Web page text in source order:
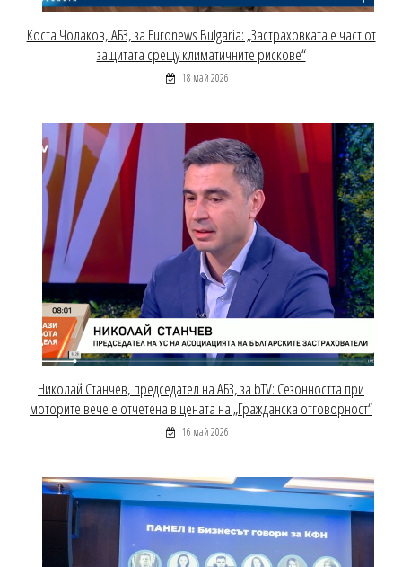
Коста Чолаков, АБЗ, за Euronews Bulgaria: „Застраховката е част от
защитата срещу климатичните рискове“
18 май 2026
Николай Станчев, председател на АБЗ, за bTV: Сезонността при
моторите вече е отчетена в цената на „Гражданска отговорност“
16 май 2026